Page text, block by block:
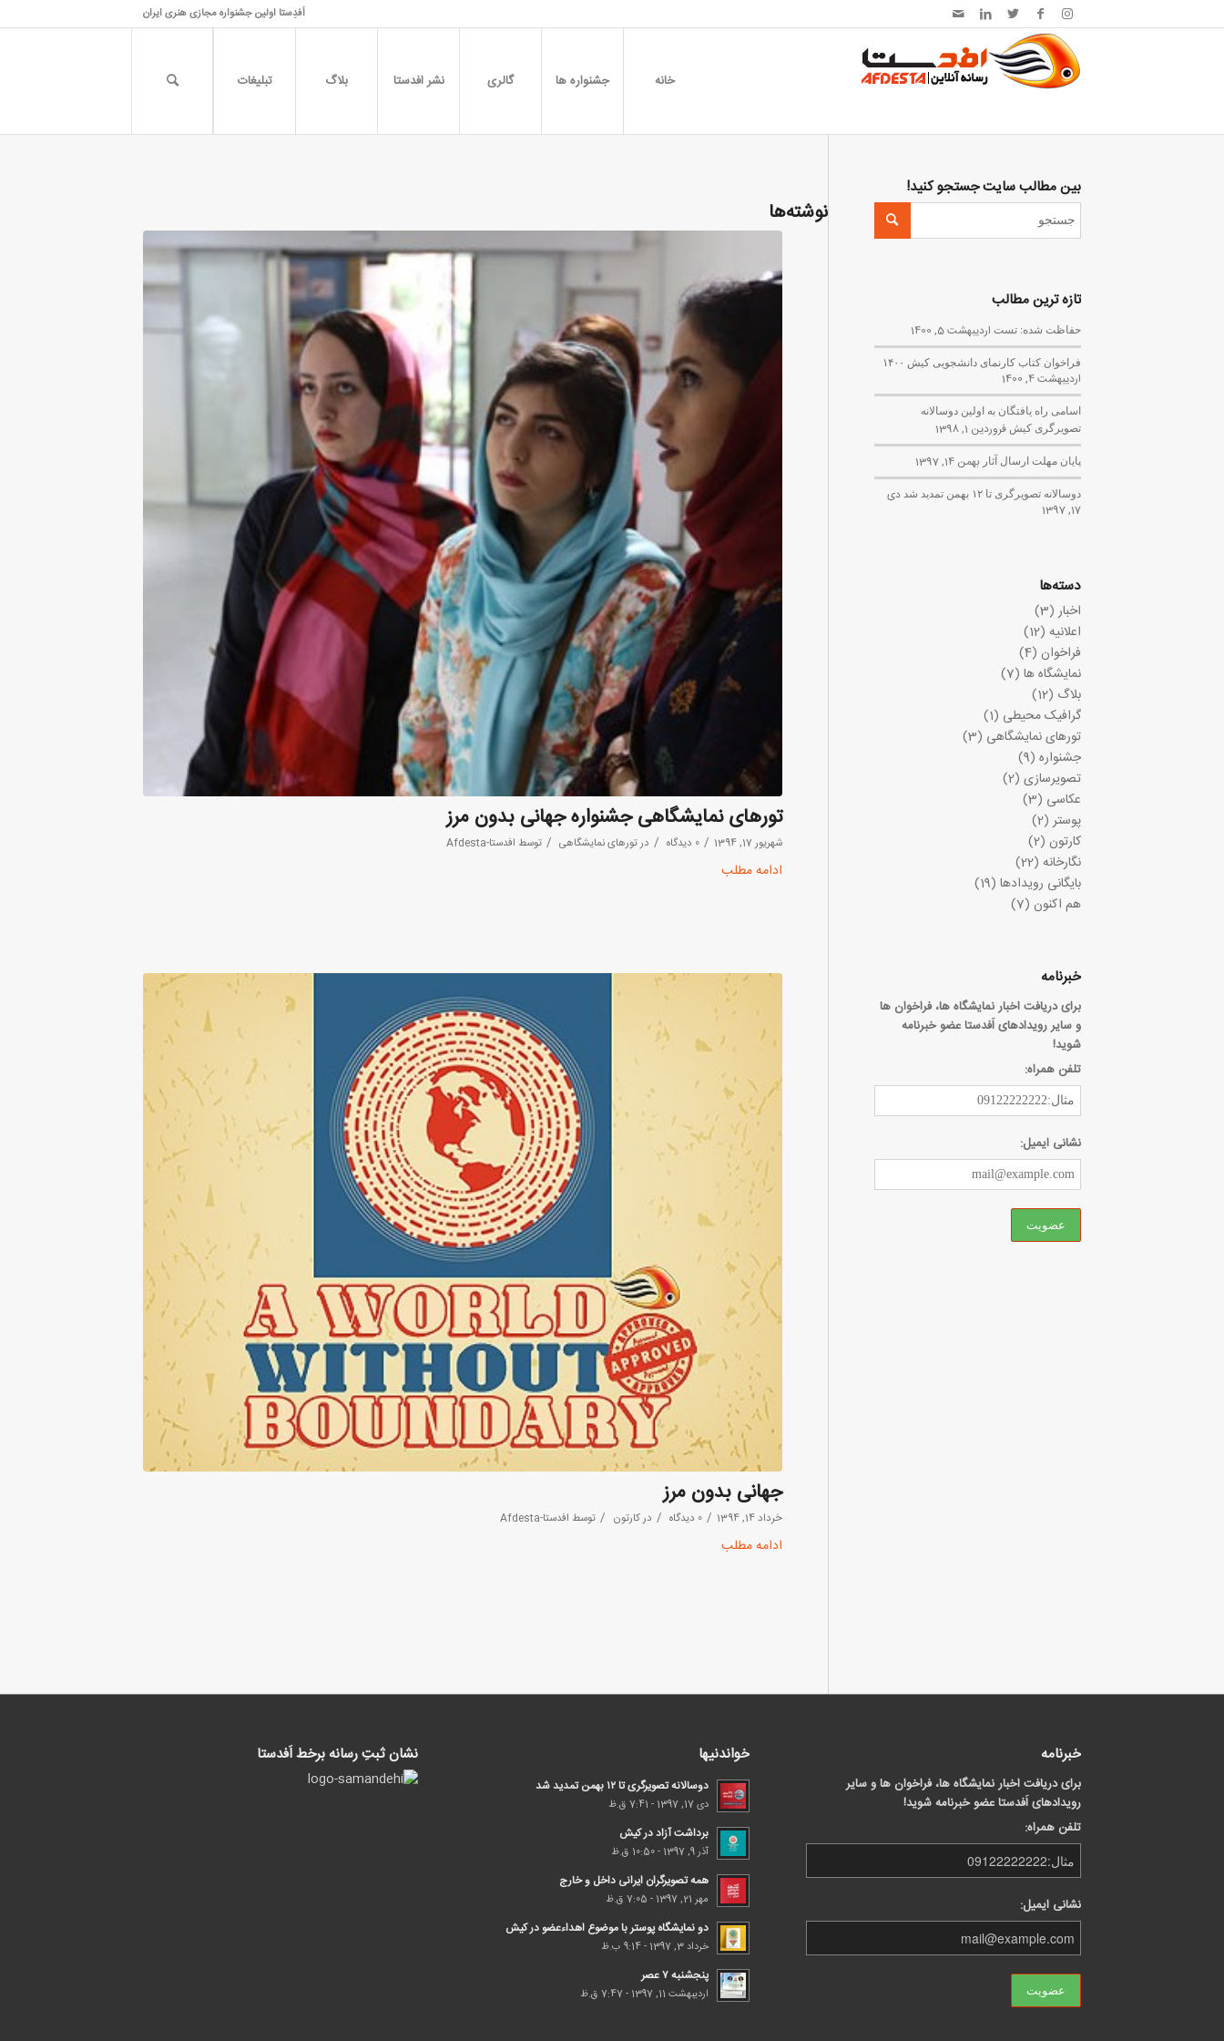
اَفدِستا اولین جشنواره مجازی هنری ایران
خانه جشنواره ها گالری نشر افدستا بلاگ تبلیغات
نوشته‌ها
تورهای نمایشگاهی جشنواره جهانی بدون مرز
شهریور 17, 1394 / 0 دیدگاه / درتورهای نمایشگاهی / توسط افدستا-Afdesta
ادامه مطلب
جهانی بدون مرز
خرداد 14, 1394 / 0 دیدگاه / درکارتون / توسط افدستا-Afdesta
ادامه مطلب
بین مطالب سایت جستجو کنید!
تازه ترین مطالب
حفاظت شده: تست اردیبهشت 5, 1400
فراخوان کتاب کارنمای دانشجویی کیش ۱۴۰۰
اردیبهشت 4, 1400
اسامی راه یافتگان به اولین دوسالانه
تصویرگری کیش فروردین 1, 1398
پایان مهلت ارسال آثار بهمن 14, 1397
دوسالانه تصویرگری تا ۱۲ بهمن تمدید شد
دی
17, 1397
دسته‌ها
اخبار(3)
اعلانیه (12)
فراخوان (4)
نمایشگاه ها (7)
بلاگ (12)
گرافیک محیطی (1)
تورهای نمایشگاهی (3)
جشنواره (9)
تصویرسازی (2)
عکاسی (3)
پوستر(2)
کارتون (2)
نگارخانه (22)
بایگانی رویدادها (19)
هم اکنون (7)
خبرنامه
برای دریافت اخبار نمایشگاه ها، فراخوان ها
و سایر رویدادهای اَفدستا عضو خبرنامه
شوید!
تلفن همراه:
نشانی ایمیل:
خبرنامه
برای دریافت اخبار نمایشگاه ها، فراخوان ها و سایر
رویدادهای اَفدستا عضو خبرنامه شوید!
تلفن همراه:
نشانی ایمیل:
خواندنیها
دوسالانه تصویرگری تا ۱۲ بهمن تمدید شد
دی 17, 1397 - 7:41 ق.ظ
برداشت آزاد در کیش
آذر 9, 1397 - 10:50 ق.ظ
همه تصویرگران ایرانی داخل و خارج
مهر 21, 1397 - 7:05 ق.ظ
دو نمایشگاه پوستر با موضوع اهداء‌عضو در کیش
خرداد 3, 1397 - 9:14 ب.ظ
پنجشنبه ۷ عصر
اردیبهشت 11, 1397 - 7:47 ق.ظ
نشان ثبتِ رسانه برخط اَفدستا